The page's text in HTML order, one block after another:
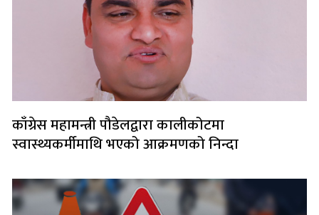
काँग्रेस महामन्त्री पौडेलद्वारा कालीकोटमा
स्वास्थ्यकर्मीमाथि भएको आक्रमणको निन्दा